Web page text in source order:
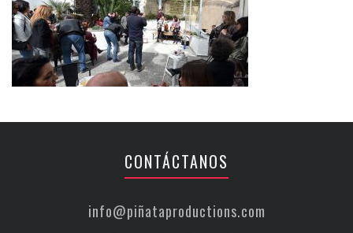
CONTÁCTANOS
info@piñataproductions.com